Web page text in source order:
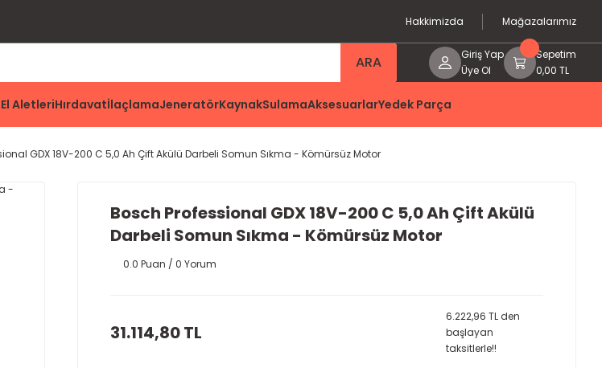
Hakkimizda Mağazalarımız
ARA
Giriş Yap
Üye Ol
Sepetim
0,00 TL
AletleriHırdavatİlaçlamaJeneratörKaynakSulamaAksesuarlarYedek Parça
GDX 18V-200 C 5,0 Ah Çift Akülü Darbeli Somun Sıkma - Kömürsüz Motor
Bosch Professional GDX 18V-200 C 5,0 Ah Çift Akülü
Darbeli Somun Sıkma - Kömürsüz Motor
0.0 Puan / 0 Yorum
31.114,80 TL
6.222,96 TL den
başlayan
taksitlerle!!